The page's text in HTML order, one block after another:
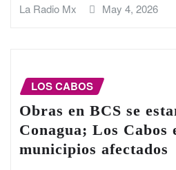
La Radio Mx May 4, 2026
LOS CABOS
Obras en BCS se
Conagua; Los Cabos
municipios afectados